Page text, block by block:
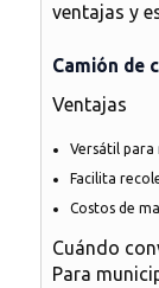
ventajas y
Camión de
Ventajas
Versátil para
Facilita
Costos de
Cuándo
Para